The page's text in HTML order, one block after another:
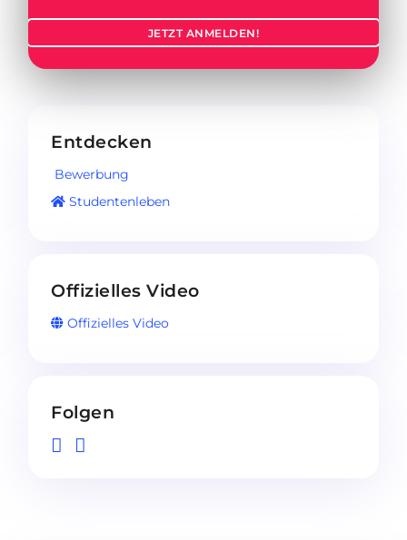
JETZT ANMELDEN!
Entdecken
Bewerbung
Studentenleben
Offizielles Video
Offizielles Video
Folgen